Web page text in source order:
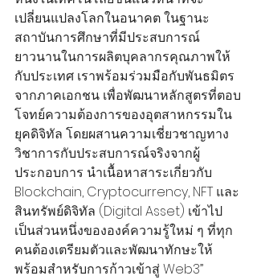
เปลี่ยนแปลงโลกในอนาคต ในฐานะ
สถาบันการศึกษาที่มีประสบการณ์
ยาวนานในการผลิตบุคลากรคุณภาพให้
กับประเทศ เราพร้อมร่วมมือกับพันธมิตร
จากภาคเอกชน เพื่อพัฒนาหลักสูตรที่ตอบ
โจทย์ความต้องการของอุตสาหกรรมใน
ยุคดิจิทัล โดยผสานความเชี่ยวชาญทาง
วิชาการกับประสบการณ์จริงจากผู้
ประกอบการ นำเนื้อหาสาระเกี่ยวกับ
Blockchain, Cryptocurrency, NFT และ
สินทรัพย์ดิจิทัล (Digital Asset) เข้าไป
เป็นส่วนหนึ่งขององค์ความรู้ใหม่ ๆ ที่ทุก
คนต้องเตรียมตัวและพัฒนาทักษะให้
พร้อมสำหรับการก้าวเข้าสู่ Web3”